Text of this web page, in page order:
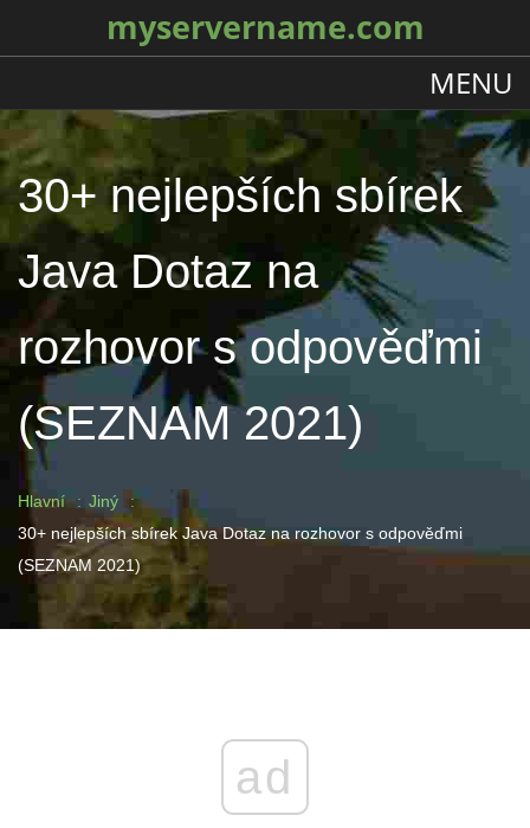
myservername.com
MENU
30+ nejlepších sbírek
Java Dotaz na
rozhovor s odpověďmi
(SEZNAM 2021)
Hlavní
Jiný
30+ nejlepších sbírek Java Dotaz na rozhovor s odpověďmi
(SEZNAM 2021)
ad